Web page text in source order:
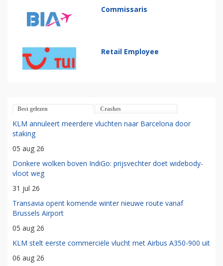
Commissaris
Retail Employee
Best gelezen Crashes
KLM annuleert meerdere vluchten naar Barcelona door
staking
05 aug 26
Donkere wolken boven IndiGo: prijsvechter doet widebody-
vloot weg
31 jul 26
Transavia opent komende winter nieuwe route vanaf
Brussels Airport
05 aug 26
KLM stelt eerste commerciële vlucht met Airbus A350-900 uit
06 aug 26